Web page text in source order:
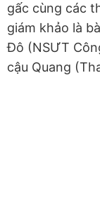
gấc cùng các
giám khảo là
Đô (NSƯT
cậu Quang